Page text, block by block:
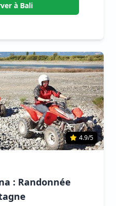
à Bali
4.9/5
: Randonnée